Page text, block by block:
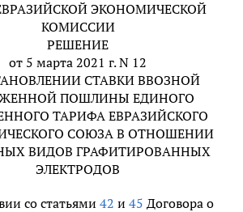
ЭКОНОМИЧЕСКОЙ
КОМИССИИ
РЕШЕНИЕ
от 5 марта 2021 г. N 12
СТАВКИ ВВОЗНОЙ
ПОШЛИНЫ ЕДИНОГО
ТАРИФА ЕВРАЗИЙСКОГО
СОЮЗА В ОТНОШЕНИИ
ВИДОВ ГРАФИТИРОВАННЫХ
ЭЛЕКТРОДОВ
со статьями 42 и 45 Договора о